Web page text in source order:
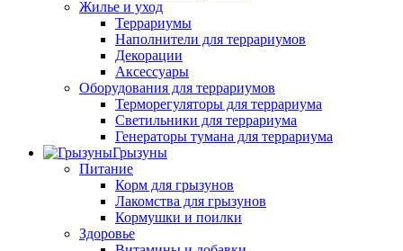
Жилье и уход
Террариумы
Наполнители для террариумов
Декорации
Аксессуары
Оборудования для террариумов
Терморегуляторы для террариума
Светильники для террариума
Генераторы тумана для террариума
Грызуны
Питание
Корм для грызунов
Лакомства для грызунов
Кормушки и поилки
Здоровье